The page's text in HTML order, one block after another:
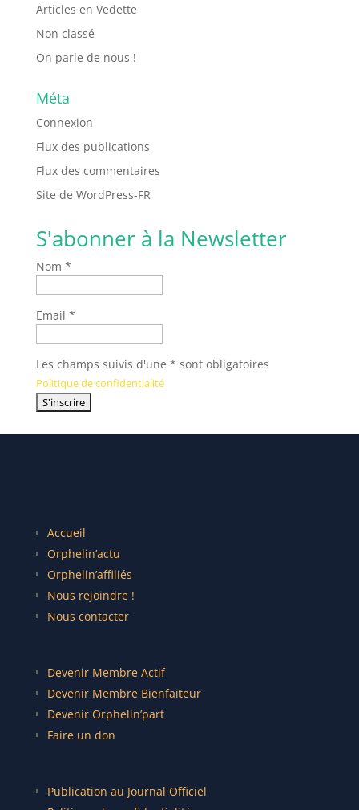
Articles en Vedette
Non classé
On parle de nous !
Méta
Connexion
Flux des publications
Flux des commentaires
Site de WordPress-FR
S'abonner à la Newsletter
Nom *
Email *
Les champs suivis d'une * sont obligatoires
Politique de confidentialité
Accueil
Orphelin’actu
Orphelin’affiliés
Nous rejoindre !
Nous contacter
Devenir Membre Actif
Devenir Membre Bienfaiteur
Devenir Orphelin’part
Faire un don
Publication au Journal Officiel